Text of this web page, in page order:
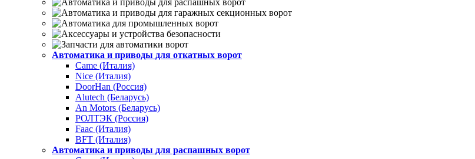
Автоматика и приводы для откатных ворот
Came (Италия)
Nice (Италия)
DoorHan (Россия)
Alutech (Беларусь)
An Motors (Беларусь)
РОЛТЭК (Россия)
Faac (Италия)
BFT (Италия)
Автоматика и приводы для распашных ворот